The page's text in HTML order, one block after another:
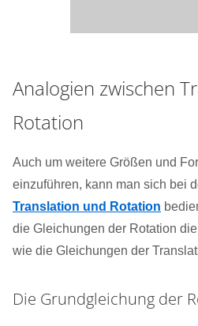
Analogien zwischen
Rotation
Auch um weitere Größen und
einzuführen, kann man sich bei
Translation und Rotation
die Gleichungen der Rotation die
wie die Gleichungen der
Die Grundgleichung der